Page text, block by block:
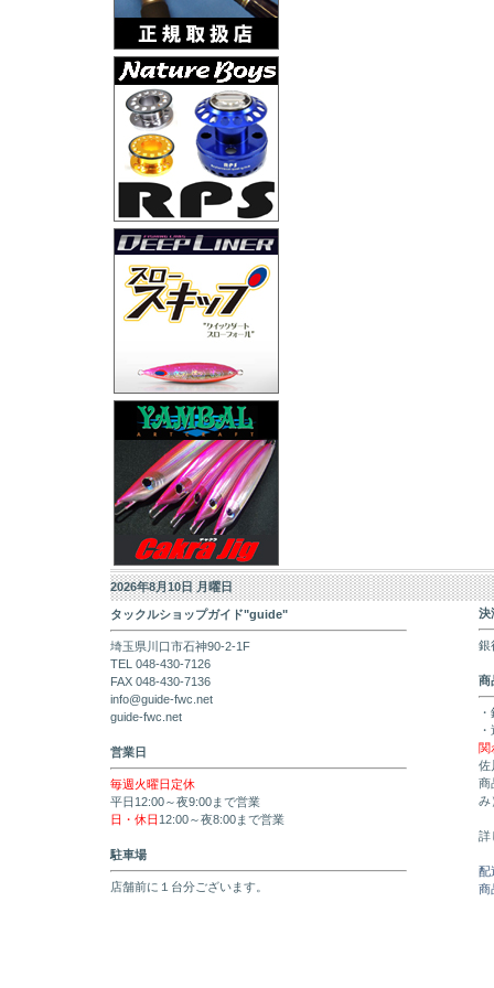
2026年8月10日 月曜日
タックルショップガイド"guide"
埼玉県川口市石神90-2-1F
TEL 048-430-7126
FAX 048-430-7136
info@guide-fwc.net
guide-fwc.net
営業日
毎週火曜日定休
平日12:00～夜9:00まで営業
日・休日 12:00～夜8:00まで営業
駐車場
店舗前に１台分ございます。
決
銀
商
関
佐
商
み
詳
配
商